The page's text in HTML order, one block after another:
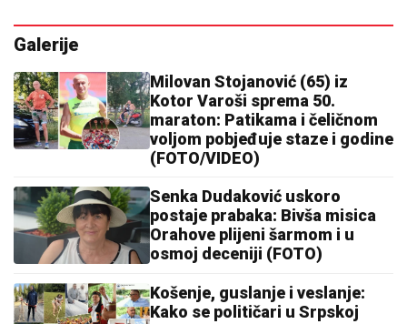
Galerije
Milovan Stojanović (65) iz
Kotor Varoši sprema 50.
maraton: Patikama i čeličnom
voljom pobjeđuje staze i godine
(FOTO/VIDEO)
Senka Dudaković uskoro
postaje prabaka: Bivša misica
Orahove plijeni šarmom i u
osmoj deceniji (FOTO)
Košenje, guslanje i veslanje:
Kako se političari u Srpskoj